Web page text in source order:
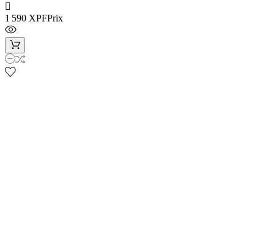

1 590 XPFPrix